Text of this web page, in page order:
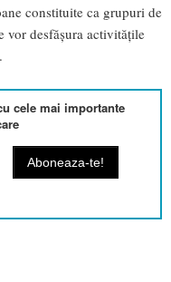
constituite ca grupuri de
vor desfășura activitățile
cele mai importante